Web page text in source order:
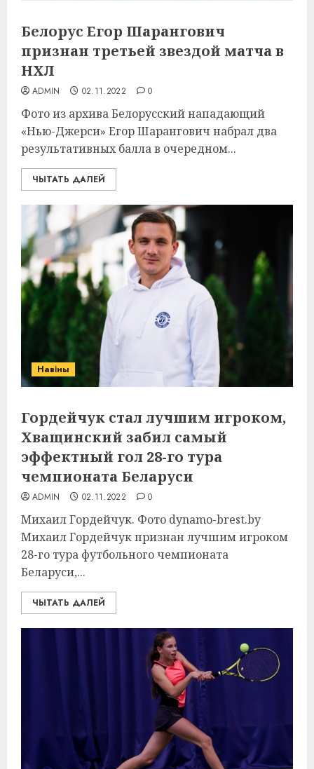
Белорус Егор Шарангович
признан третьей звездой матча в
НХЛ
ADMIN 02.11.2022 0
Фото из архива Белорусский нападающий
«Нью-Джерси» Егор Шарангович набрал два
результативных балла в очередном...
ЧЫТАТЬ ДАЛЕЙ
Навіны
Гордейчук стал лучшим игроком,
Хващинский забил самый
эффектный гол 28-го тура
чемпионата Беларуси
ADMIN 02.11.2022 0
Михаил Гордейчук. Фото dynamo-brest.by
Михаил Гордейчук признан лучшим игроком
28-го тура футбольного чемпионата
Беларуси,...
ЧЫТАТЬ ДАЛЕЙ